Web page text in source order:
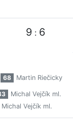
9 : 6
68 Martin Riečicky
Michal Vejčík ml.
Michal Vejčík ml.